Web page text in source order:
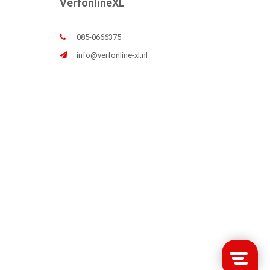
085-0666375
info@verfonline-xl.nl